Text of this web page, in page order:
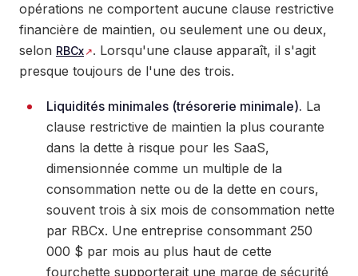
opérations ne comportent aucune clause restrictive
financière de maintien, ou seulement une ou deux,
selon RBCx
. Lorsqu'une clause apparaît, il s'agit
presque toujours de l'une des trois.
Liquidités minimales (trésorerie minimale). La
clause restrictive de maintien la plus courante
dans la dette à risque pour les SaaS,
dimensionnée comme un multiple de la
consommation nette ou de la dette en cours,
souvent trois à six mois de consommation nette
par RBCx. Une entreprise consommant 250
000 $ par mois au plus haut de cette
fourchette supporterait une marge de sécurité